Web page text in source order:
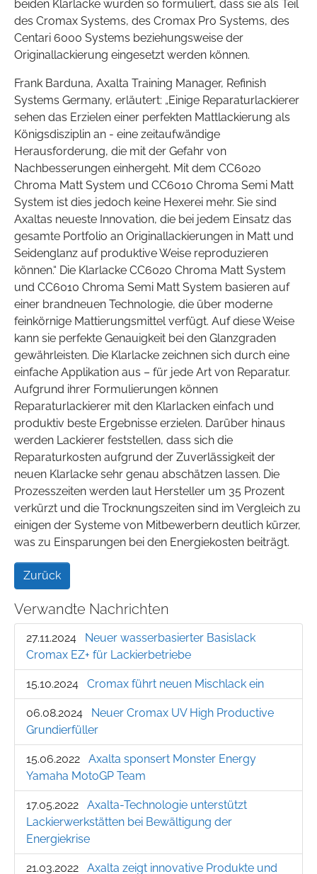
beiden Klarlacke wurden so formuliert, dass sie als Teil
des Cromax Systems, des Cromax Pro Systems, des
Centari 6000 Systems beziehungsweise der
Originallackierung eingesetzt werden können.
Frank Barduna, Axalta Training Manager, Refinish
Systems Germany, erläutert: „Einige Reparaturlackierer
sehen das Erzielen einer perfekten Mattlackierung als
Königsdisziplin an - eine zeitaufwändige
Herausforderung, die mit der Gefahr von
Nachbesserungen einhergeht. Mit dem CC6020
Chroma Matt System und CC6010 Chroma Semi Matt
System ist dies jedoch keine Hexerei mehr. Sie sind
Axaltas neueste Innovation, die bei jedem Einsatz das
gesamte Portfolio an Originallackierungen in Matt und
Seidenglanz auf produktive Weise reproduzieren
können.“ Die Klarlacke CC6020 Chroma Matt System
und CC6010 Chroma Semi Matt System basieren auf
einer brandneuen Technologie, die über moderne
feinkörnige Mattierungsmittel verfügt. Auf diese Weise
kann sie perfekte Genauigkeit bei den Glanzgraden
gewährleisten. Die Klarlacke zeichnen sich durch eine
einfache Applikation aus – für jede Art von Reparatur.
Aufgrund ihrer Formulierungen können
Reparaturlackierer mit den Klarlacken einfach und
produktiv beste Ergebnisse erzielen. Darüber hinaus
werden Lackierer feststellen, dass sich die
Reparaturkosten aufgrund der Zuverlässigkeit der
neuen Klarlacke sehr genau abschätzen lassen. Die
Prozesszeiten werden laut Hersteller um 35 Prozent
verkürzt und die Trocknungszeiten sind im Vergleich zu
einigen der Systeme von Mitbewerbern deutlich kürzer,
was zu Einsparungen bei den Energiekosten beiträgt.
Zurück
Verwandte Nachrichten
27.11.2024
Neuer wasserbasierter Basislack
Cromax EZ+ für Lackierbetriebe
15.10.2024 Cromax führt neuen Mischlack ein
06.08.2024
Neuer Cromax UV High Productive
Grundierfüller
15.06.2022
Axalta sponsert Monster Energy
Yamaha MotoGP Team
17.05.2022
Axalta-Technologie unterstützt
Lackierwerkstätten bei Bewältigung der
Energiekrise
21.03.2022 Axalta zeigt innovative Produkte und